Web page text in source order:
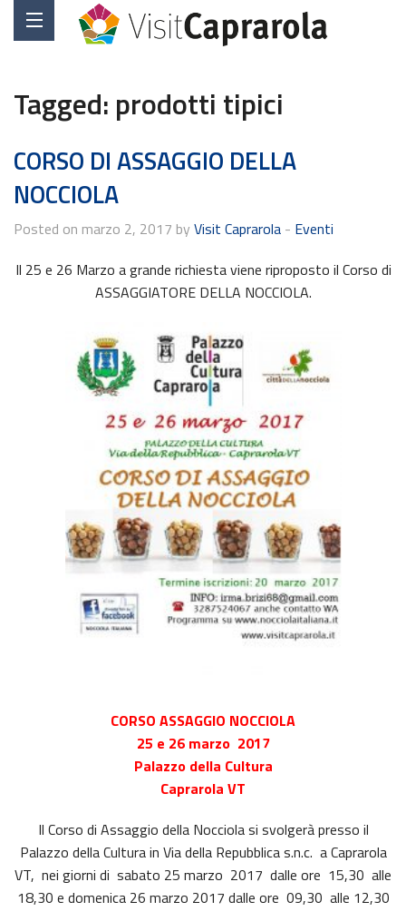
Tagged: prodotti tipici
CORSO DI ASSAGGIO DELLA
NOCCIOLA
Posted on marzo 2, 2017 by Visit Caprarola - Eventi
Il 25 e 26 Marzo a grande richiesta viene riproposto il Corso di
ASSAGGIATORE DELLA NOCCIOLA.
CORSO ASSAGGIO NOCCIOLA
25 e 26 marzo 2017
Palazzo della Cultura
Caprarola VT
Il Corso di Assaggio della Nocciola si svolgerà presso il
Palazzo della Cultura in Via della Repubblica s.n.c. a Caprarola
VT, nei giorni di sabato 25 marzo 2017 dalle ore 15,30 alle
18,30 e domenica 26 marzo 2017 dalle ore 09,30 alle 12,30